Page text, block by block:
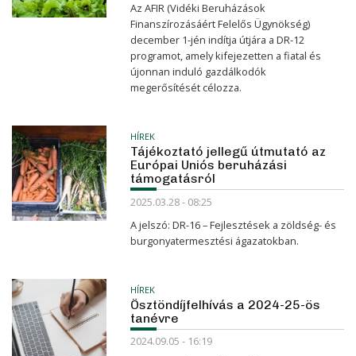
Az AFIR (Vidéki Beruházások
Finanszírozásáért Felelős Ügynökség)
december 1-jén indítja útjára a DR-12
programot, amely kifejezetten a fiatal és
újonnan induló gazdálkodók
megerősítését célozza.
HÍREK
Tájékoztató jellegű útmutató az
Európai Uniós beruházási
támogatásról
2025.03.28 - 08:25
A jelszó: DR-16 – Fejlesztések a zöldség- és
burgonyatermesztési ágazatokban.
HÍREK
Ösztöndíjfelhívás a 2024-25-ös
tanévre
2024.09.05 - 16:19